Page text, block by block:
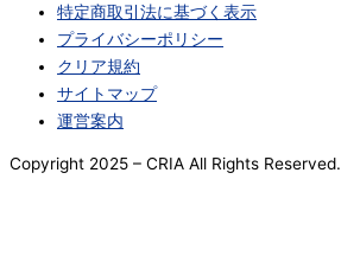
特定商取引法に基づく表示
プライバシーポリシー
クリア規約
サイトマップ
運営案内
Copyright 2025 – CRIA All Rights Reserved.